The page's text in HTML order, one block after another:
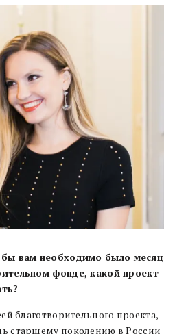
бы вам необходимо было месяц
фонде, какой проект
благотворительного проекта,
старшему поколению в России